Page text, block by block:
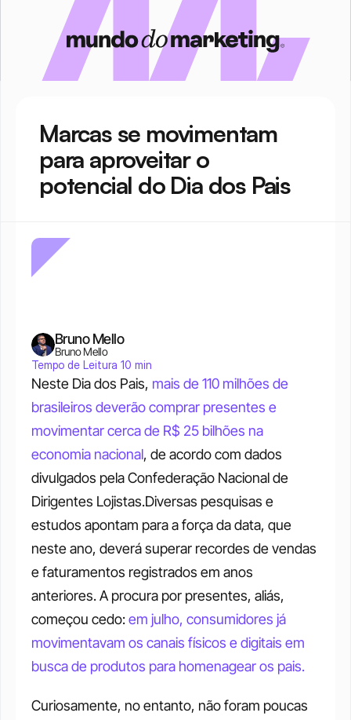
Marcas se movimentam
para aproveitar o
potencial do Dia dos Pais
Neste Dia dos Pais, mais de 110 milhões de
brasileiros deverão comprar presentes e
movimentar cerca de R$ 25 bilhões na
economia nacional, de acordo com dados
divulgados pela Confederação Nacional de
Dirigentes Lojistas.Diversas pesquisas e
estudos apontam para a força da data, que
neste ano, deverá superar recordes de vendas
e faturamentos registrados em anos
anteriores. A procura por presentes, aliás,
começou cedo: em julho, consumidores já
movimentavam os canais físicos e digitais em
busca de produtos para homenagear os pais.
Curiosamente, no entanto, não foram poucas
Bruno Mello
Bruno Mello
Tempo de Leitura 10 min